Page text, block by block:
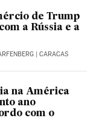
de Trump
a Rússia e a
| CARACAS
na América
ano
com o